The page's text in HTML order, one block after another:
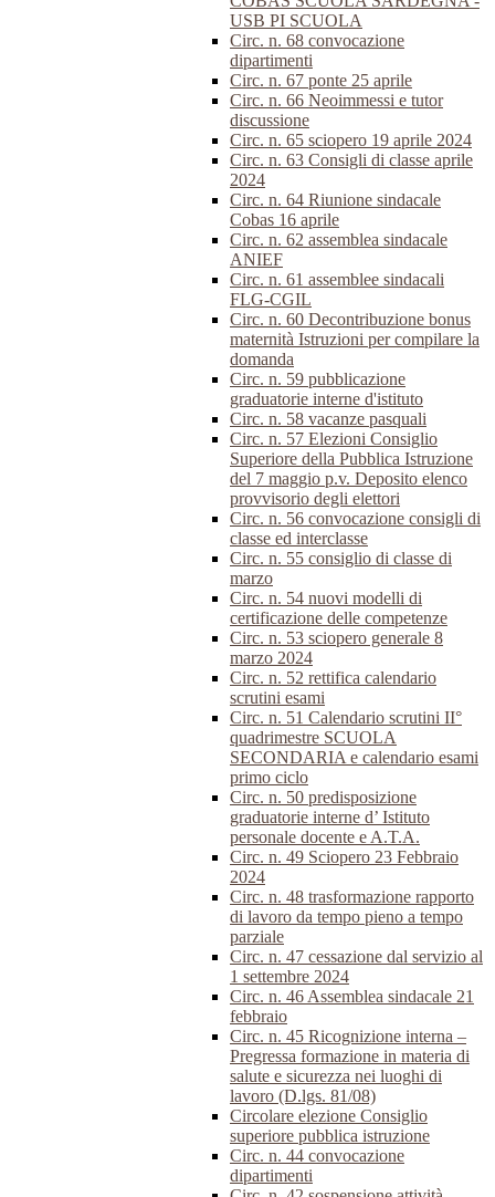
USB PI SCUOLA
Circ. n. 68 convocazione
dipartimenti
Circ. n. 67 ponte 25 aprile
Circ. n. 66 Neoimmessi e tutor
discussione
Circ. n. 65 sciopero 19 aprile 2024
Circ. n. 63 Consigli di classe aprile
2024
Circ. n. 64 Riunione sindacale
Cobas 16 aprile
Circ. n. 62 assemblea sindacale
ANIEF
Circ. n. 61 assemblee sindacali
FLG-CGIL
Circ. n. 60 Decontribuzione bonus
maternità Istruzioni per compilare la
domanda
Circ. n. 59 pubblicazione
graduatorie interne d'istituto
Circ. n. 58 vacanze pasquali
Circ. n. 57 Elezioni Consiglio
Superiore della Pubblica Istruzione
del 7 maggio p.v. Deposito elenco
provvisorio degli elettori
Circ. n. 56 convocazione consigli di
classe ed interclasse
Circ. n. 55 consiglio di classe di
marzo
Circ. n. 54 nuovi modelli di
certificazione delle competenze
Circ. n. 53 sciopero generale 8
marzo 2024
Circ. n. 52 rettifica calendario
scrutini esami
Circ. n. 51 Calendario scrutini II°
quadrimestre SCUOLA
SECONDARIA e calendario esami
primo ciclo
Circ. n. 50 predisposizione
graduatorie interne d’ Istituto
personale docente e A.T.A.
Circ. n. 49 Sciopero 23 Febbraio
2024
Circ. n. 48 trasformazione rapporto
di lavoro da tempo pieno a tempo
parziale
Circ. n. 47 cessazione dal servizio al
1 settembre 2024
Circ. n. 46 Assemblea sindacale 21
febbraio
Circ. n. 45 Ricognizione interna –
Pregressa formazione in materia di
salute e sicurezza nei luoghi di
lavoro (D.lgs. 81/08)
Circolare elezione Consiglio
superiore pubblica istruzione
Circ. n. 44 convocazione
dipartimenti